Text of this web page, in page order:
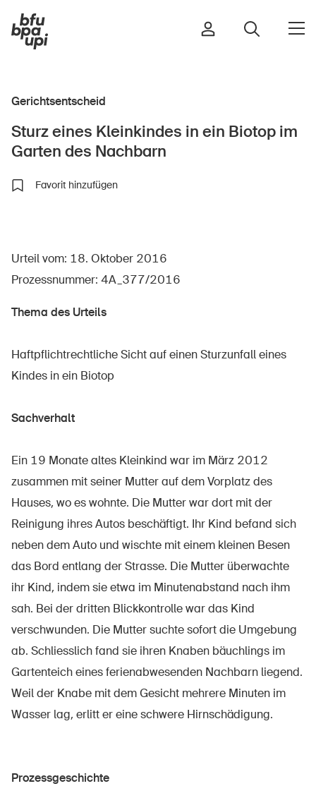
Sport & Bewegung
Gebäude & Anlagen
Im Unternehmen
Über die BFU
Sinus Plus
Kampagnen
Offene Stellen
Bestellen & herunterladen
Kurse & Veranstaltungen
Rechtsfragen & Gerichtsentscheide
Sicherheitsdelegierte & Gemeinden
Kontakt & Beratung
Gerichtsentscheid
Sturz eines Kleinkindes in ein Biotop im
Garten des Nachbarn
Favorit hinzufügen
Urteil vom: 18. Oktober 2016
Prozessnummer: 4A_377/2016
Thema des Urteils
Haftpflichtrechtliche Sicht auf einen Sturzunfall eines
Kindes in ein Biotop
Sachverhalt
Ein 19 Monate altes Kleinkind war im März 2012
zusammen mit seiner Mutter auf dem Vorplatz des
Hauses, wo es wohnte. Die Mutter war dort mit der
Reinigung ihres Autos beschäftigt. Ihr Kind befand sich
neben dem Auto und wischte mit einem kleinen Besen
das Bord entlang der Strasse. Die Mutter überwachte
ihr Kind, indem sie etwa im Minutenabstand nach ihm
sah. Bei der dritten Blickkontrolle war das Kind
verschwunden. Die Mutter suchte sofort die Umgebung
ab. Schliesslich fand sie ihren Knaben bäuchlings im
Gartenteich eines ferienabwesenden Nachbarn liegend.
Weil der Knabe mit dem Gesicht mehrere Minuten im
Wasser lag, erlitt er eine schwere Hirnschädigung.
Prozessgeschichte